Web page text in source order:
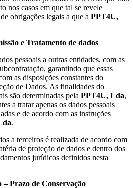
nos casos em que tal se revele
obrigações legais a que a PPT4U,
e Tratamento de dados
pessoais a outras entidades, com as
garantindo que essas
as disposições constantes do
de Dados. As finalidades do
são determinadas pela PPT4U, Lda,
a tratar apenas os dados pessoais
e de acordo com as instruções
.
a terceiros é realizada de acordo com
de proteção de dados e dentro dos
jurídicos definidos nesta
Prazo de Conservação